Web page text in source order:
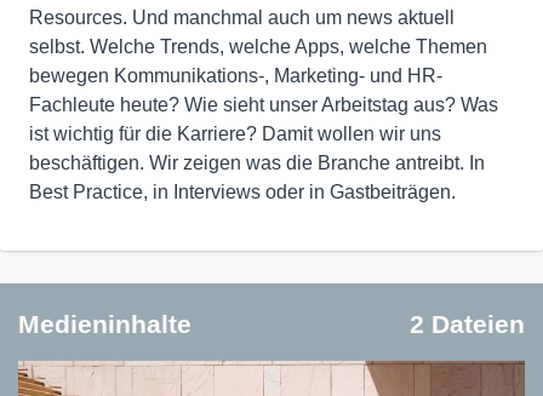
Resources. Und manchmal auch um news aktuell
selbst. Welche Trends, welche Apps, welche Themen
bewegen Kommunikations-, Marketing- und HR-
Fachleute heute? Wie sieht unser Arbeitstag aus? Was
ist wichtig für die Karriere? Damit wollen wir uns
beschäftigen. Wir zeigen was die Branche antreibt. In
Best Practice, in Interviews oder in Gastbeiträgen.
Medieninhalte 2 Dateien